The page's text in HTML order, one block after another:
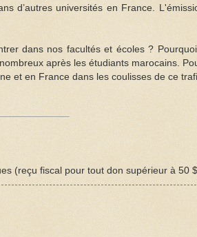
d’autres universités en France.
dans nos facultés et écoles ?
après les étudiants marocains.
et en France dans les coulisses de ce
(reçu fiscal pour tout don supérieur à 50